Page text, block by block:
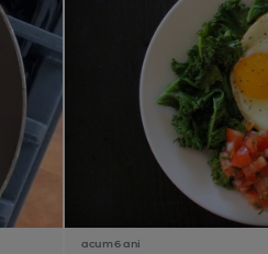
acum 6 ani